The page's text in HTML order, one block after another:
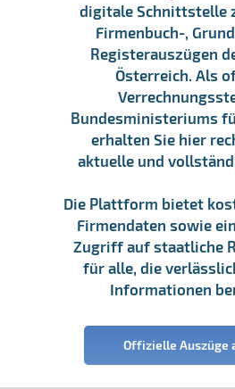
digitale Schnittstelle
Firmenbuch-,
Registerauszügen
Österreich. Als
Bundesministeriums
erhalten Sie hier
aktuelle und
Die Plattform bietet
Firmendaten sowie
Zugriff auf staatliche
für alle, die
Informationen
Offizielle Auszüge